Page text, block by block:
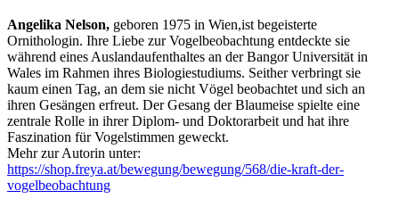
Angelika Nelson, geboren 1975 in Wien,ist begeisterte
Ornithologin. Ihre Liebe zur Vogelbeobachtung entdeckte sie
während eines Auslandaufenthaltes an der Bangor Universität in
Wales im Rahmen ihres Biologiestudiums. Seither verbringt sie
kaum einen Tag, an dem sie nicht Vögel beobachtet und sich an
ihren Gesängen erfreut. Der Gesang der Blaumeise spielte eine
zentrale Rolle in ihrer Diplom- und Doktorarbeit und hat ihre
Faszination für Vogelstimmen geweckt.
Mehr zur Autorin unter:
https://shop.freya.at/bewegung/bewegung/568/die-kraft-der-
vogelbeobachtung